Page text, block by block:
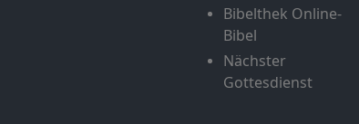
Bibelthek Online-
Bibel
Nächster
Gottesdienst